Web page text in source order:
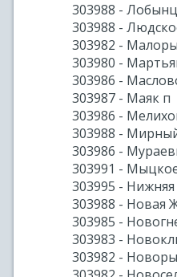
303988 -
303988 -
303982 -
303980 -
303986 -
303987 - Маяк п
303986 -
303988 -
303986 -
303991 -
303995 -
303988 - Новая
303985 -
303983 -
303982 -